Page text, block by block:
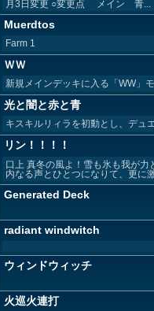
月3日変更 ○変更点 メイン 青...
Muerdtos
Farm 1
ＷＷ
新規メインデッキに入る「WW」
光と闇と赤と青
キスキルリィラを初動とし、デュ
リン！！！！
口上 真冬の風よ！雪も氷も我が
内なる声とひとつになりて、更に
Generated Deck
radiant windwitch
ウィンドウィッチ
火巡火連打